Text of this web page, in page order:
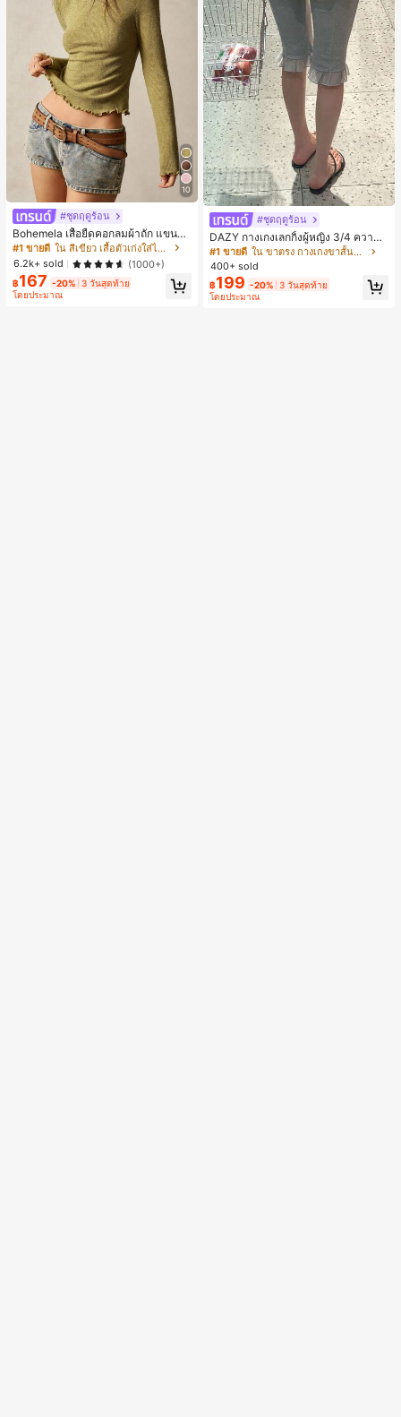
10
#ชุดฤดูร้อน
Bohemela เสื้อยืดคอกลมผ้าถัก แขนยา
ว สีเรียบ ใช้งานทั่วไป สำหรับผู้หญิง
#1 ขายดี
ใน สีเขียว เสื้อตัวเก่งใส่ได้ทุกวัน
6.2k+ sold
(1000+)
฿167 -20% 3 วันสุดท้าย
โดยประมาณ
#ชุดฤดูร้อน
DAZY กางเกงเลกกิ้งผู้หญิง 3/4 ความย
าวขา ทรงเข้ารูป แต่งลูกไม้แบบปะติด
ลำลอง สำหรับวันหยุดฤดูร้อน
#1 ขายดี
ใน ขาตรง กางเกงขาสั้นผู้หญิง
400+ sold
฿199 -20% 3 วันสุดท้าย
โดยประมาณ